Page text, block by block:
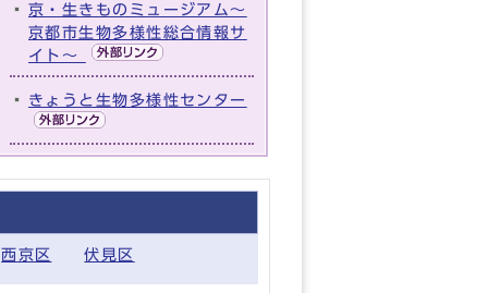
京・生きものミュージアム～
京都市生物多様性総合情報サ
イト～
きょうと生物多様性センター
西京区 伏見区